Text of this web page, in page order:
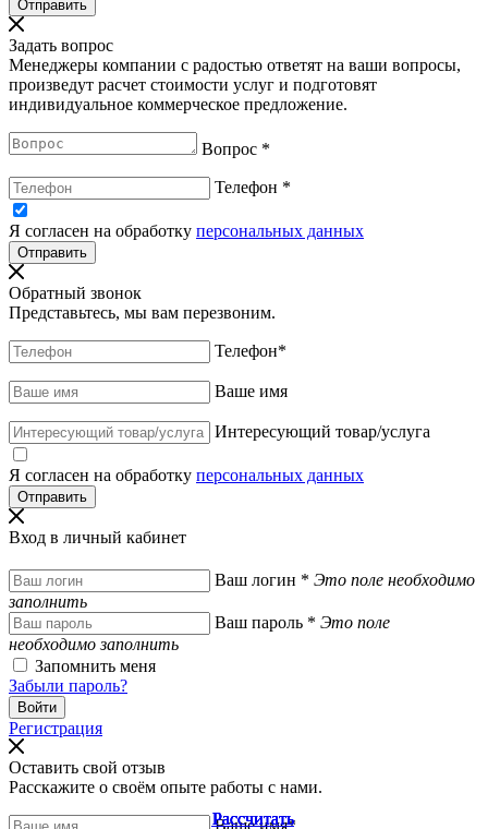
Задать вопрос
Менеджеры компании с радостью ответят на ваши вопросы,
произведут расчет стоимости услуг и подготовят
индивидуальное коммерческое предложение.
Вопрос *
Телефон *
Я согласен на обработку персональных данных
Обратный звонок
Представьтесь, мы вам перезвоним.
Телефон*
Ваше имя
Интересующий товар/услуга
Я согласен на обработку персональных данных
Вход в личный кабинет
Ваш логин * Это поле необходимо
заполнить
Ваш пароль * Это поле
необходимо заполнить
Запомнить меня
Забыли пароль?
Регистрация
Оставить свой отзыв
Расскажите о своём опыте работы с нами.
Ваше имя*
Рассчитать
Рассчитать
Рассчитать
Рассчитать
Рассчитать